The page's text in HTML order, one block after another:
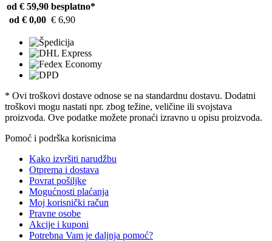
od € 59,90 besplatno*
od € 0,00 € 6,90
* Ovi troškovi dostave odnose se na standardnu ​​dostavu. Dodatni
troškovi mogu nastati npr. zbog težine, veličine ili svojstava
proizvoda. Ove podatke možete pronaći izravno u opisu proizvoda.
Pomoć i podrška korisnicima
Kako izvršiti narudžbu
Otprema i dostava
Povrat pošiljke
Mogućnosti plaćanja
Moj korisnički račun
Pravne osobe
Akcije i kuponi
Potrebna Vam je daljnja pomoć?